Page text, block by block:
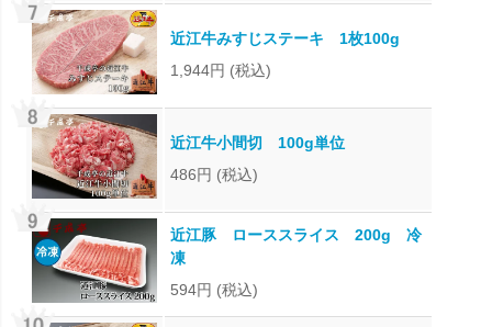
近江牛みすじステーキ 1枚100g
1,944円 (税込)
近江牛小間切 100g単位
486円 (税込)
近江豚 ローススライス 200g 冷
凍
594円 (税込)